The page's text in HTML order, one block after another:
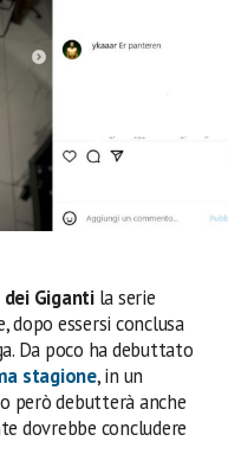
dei Gigantila serie
essersi conclusa
Da poco ha debuttato
stagione, in un
però debutterà anche
dovrebbe concludere